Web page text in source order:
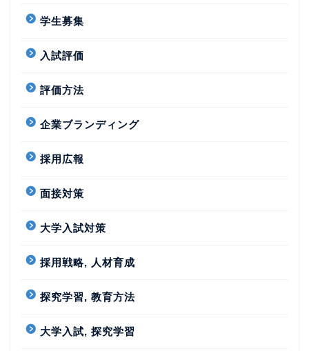
学生募集
入試評価
評価方法
企業ブランディング
採用広報
面接対策
大学入試対策
採用戦略, 人材育成
探究学習, 教育方法
大学入試, 探究学習